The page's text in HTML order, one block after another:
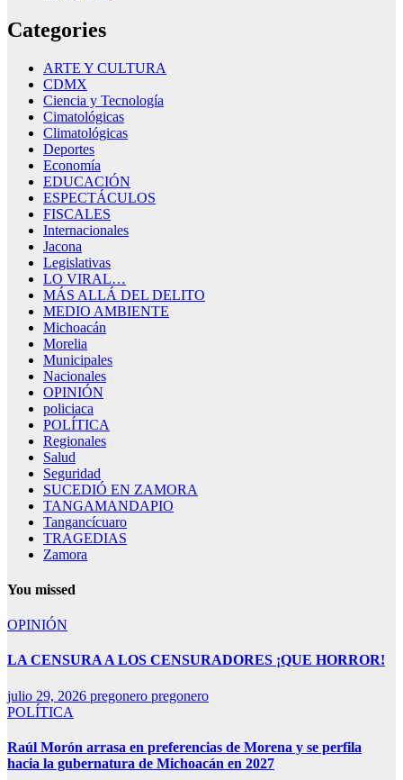
Categories
ARTE Y CULTURA
CDMX
Ciencia y Tecnología
Cimatológicas
Climatológicas
Deportes
Economía
EDUCACIÓN
ESPECTÁCULOS
FISCALES
Internacionales
Jacona
Legislativas
LO VIRAL…
MÁS ALLÁ DEL DELITO
MEDIO AMBIENTE
Michoacán
Morelia
Municipales
Nacionales
OPINIÓN
policiaca
POLÍTICA
Regionales
Salud
Seguridad
SUCEDIÓ EN ZAMORA
TANGAMANDAPIO
Tangancícuaro
TRAGEDIAS
Zamora
You missed
OPINIÓN
LA CENSURA A LOS CENSURADORES ¡QUE HORROR!
julio 29, 2026 pregonero pregonero
POLÍTICA
Raúl Morón arrasa en preferencias de Morena y se perfila
hacia la gubernatura de Michoacán en 2027